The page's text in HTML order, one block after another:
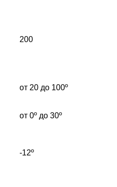
200
от 20 до 100º
от 0º до 30º
-12º